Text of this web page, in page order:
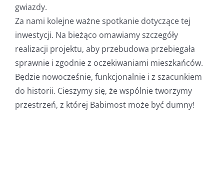
gwiazdy.
Za nami kolejne ważne spotkanie dotyczące tej
inwestycji. Na bieżąco omawiamy szczegóły
realizacji projektu, aby przebudowa przebiegała
sprawnie i zgodnie z oczekiwaniami mieszkańców.
Będzie nowocześnie, funkcjonalnie i z szacunkiem
do historii. Cieszymy się, że wspólnie tworzymy
przestrzeń, z której Babimost może być dumny!